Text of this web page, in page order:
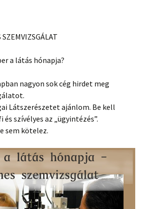
a látás hónapja?
nagyon sok cég hirdet meg
Látszerészetet ajánlom. Be kell
szívélyes az „ügyintézés”.
sem kötelez.